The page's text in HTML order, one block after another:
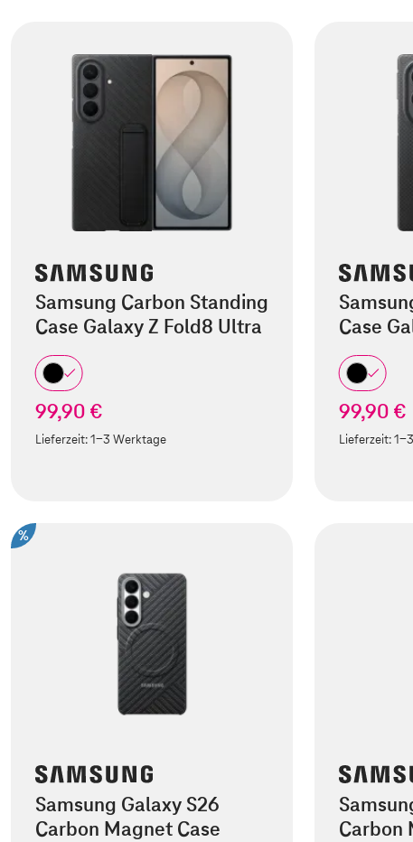
Samsung Carbon Standing
Case Galaxy Z Fold8 Ultra
99,90 €
Lieferzeit:1-3 Werktage
Case
99,90 €
Lieferzeit:1-
%
Samsung Galaxy S26
Carbon Magnet Case
Carbon